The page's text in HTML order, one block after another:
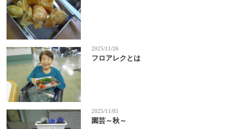
2025/11/26
フロアレクとは
2025/11/05
園芸～秋～